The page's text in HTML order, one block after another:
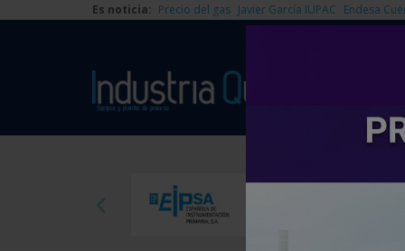
Es noticia: Precio del gas Javier García IUPAC Endesa